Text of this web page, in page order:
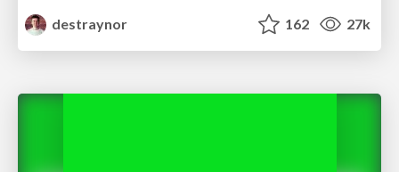
destraynor
162 27k